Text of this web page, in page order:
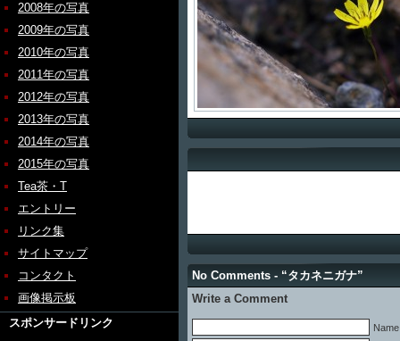
2008年の写真
2009年の写真
2010年の写真
2011年の写真
2012年の写真
2013年の写真
2014年の写真
2015年の写真
Tea茶・T
エントリー
リンク集
サイトマップ
コンタクト
画像掲示板
スポンサードリンク
No Comments - “タカネニガナ”
Write a Comment